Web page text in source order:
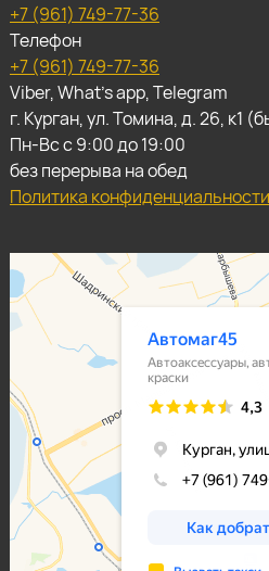
+7 (961) 749-77-36
Телефон
+7 (961) 749-77-36
Viber, What's app, Telegram
г. Курган, ул. Томина, д. 26, к1
Пн-Вс с 9:00 до 19:00
без перерыва на обед
Политика конфиденциальности